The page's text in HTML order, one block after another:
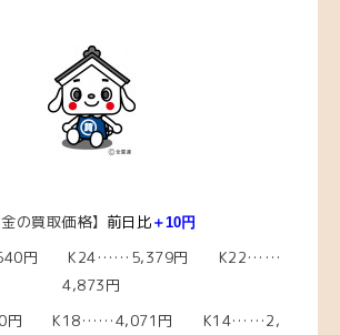
金の買取価格】 前日比 ＋10円
円 K24……5,379円 K22……
4,873円
円 K18……4,071円 K14……2,